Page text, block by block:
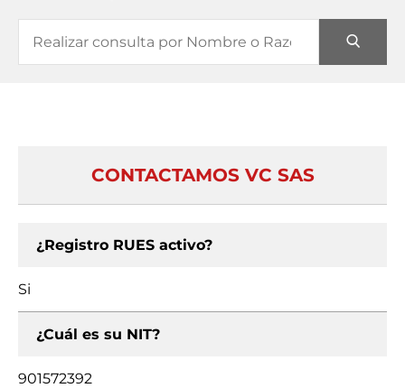
CONTACTAMOS VC SAS
¿Registro RUES activo?
Si
¿Cuál es su NIT?
901572392